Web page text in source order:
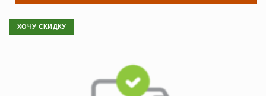
ХОЧУ СКИДКУ